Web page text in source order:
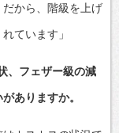
から、階級を上げ
ています」
、フェザー級の減
ありますか。